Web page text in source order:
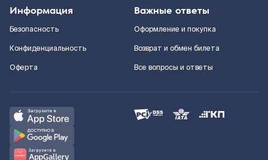
Информация
Безопасность
Конфиденциальность
Оферта
Важные ответы
Оформление и покупка
Возврат и обмен билета
Все вопросы и ответы